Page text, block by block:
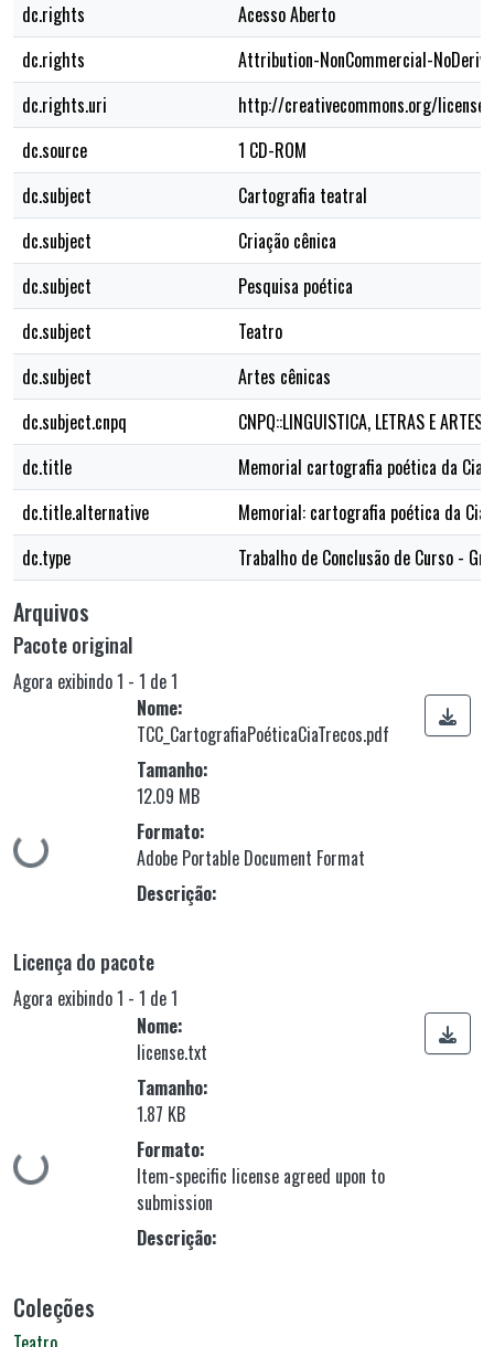
dc.rights
Acesso Aberto
dc.rights
Attribution-NonCommercial-
dc.rights.uri
http://creativecommons.org/
dc.source
1 CD-ROM
dc.subject
Cartografia teatral
dc.subject
Criação cênica
dc.subject
Pesquisa poética
dc.subject
Teatro
dc.subject
Artes cênicas
dc.subject.cnpq
CNPQ::LINGUISTICA, LETRAS E
dc.title
Memorial cartografia poética da Cia.
dc.title.alternative
Memorial: cartografia poética da Cia.
dc.type
Trabalho de Conclusão de Curso -
Arquivos
Pacote original
Agora exibindo1 - 1 de 1
Carregando...
Nome:
TCC_CartografiaPoéticaCiaTrecos.pdf
Tamanho:
12.09 MB
Formato:
Adobe Portable Document Format
Descrição:
Licença do pacote
Agora exibindo1 - 1 de 1
Carregando...
Nome:
license.txt
Tamanho:
1.87 KB
Formato:
Item-specific license agreed upon to
submission
Descrição:
Coleções